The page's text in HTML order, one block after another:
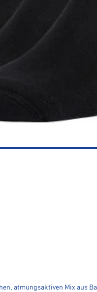
atmungsaktiven Mix aus